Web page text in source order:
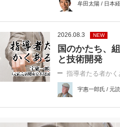
牟田太陽 / 日本
2026.08.3 NEW
国のかたち、
と技術開発
指導者たる者かく
宇惠一郎氏 / 元